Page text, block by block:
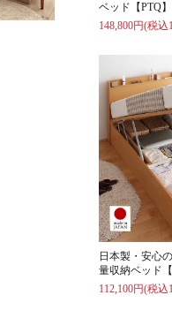
ベッド【PTQ】
148,800円(税込
日本製・安心
量収納ベッド
112,100円(税込